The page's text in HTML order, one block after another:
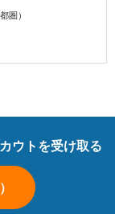
圏）
ウトを受け取る